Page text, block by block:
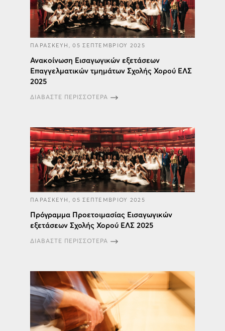
ΠΑΡΑΣΚΕΥΗ, 05 ΣΕΠΤΕΜΒΡΙΟΥ 2025
Ανακοίνωση Εισαγωγικών εξετάσεων
Επαγγελματικών τμημάτων Σχολής Χορού ΕΛΣ
2025
ΔΙΑΒΑΣΤΕ ΠΕΡΙΣΣΟΤΕΡΑ
ΠΑΡΑΣΚΕΥΗ, 05 ΣΕΠΤΕΜΒΡΙΟΥ 2025
Πρόγραμμα Προετοιμασίας Εισαγωγικών
εξετάσεων Σχολής Χορού ΕΛΣ 2025
ΔΙΑΒΑΣΤΕ ΠΕΡΙΣΣΟΤΕΡΑ